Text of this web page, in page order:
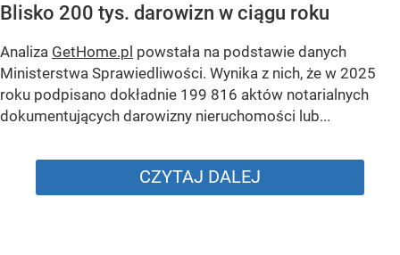
Blisko 200 tys. darowizn w ciągu roku
Analiza GetHome.pl powstała na podstawie danych
Ministerstwa Sprawiedliwości. Wynika z nich, że w 2025
roku podpisano dokładnie 199 816 aktów notarialnych
dokumentujących darowizny nieruchomości lub...
CZYTAJ DALEJ